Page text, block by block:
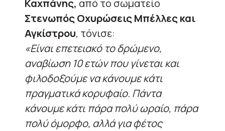
Καχπάνης, από το σωματείο
Στενωπός Οχυρώσεις Μπέλλες και
Αγκίστρου, τόνισε:
«Είναι επετειακό το δρώμενο,
αναβίωση 10 ετών που γίνεται και
φιλοδοξούμε να κάνουμε κάτι
πραγματικά κορυφαίο. Πάντα
κάνουμε κάτι πάρα πολύ ωραίο, πάρα
πολύ όμορφο, αλλά για φέτος